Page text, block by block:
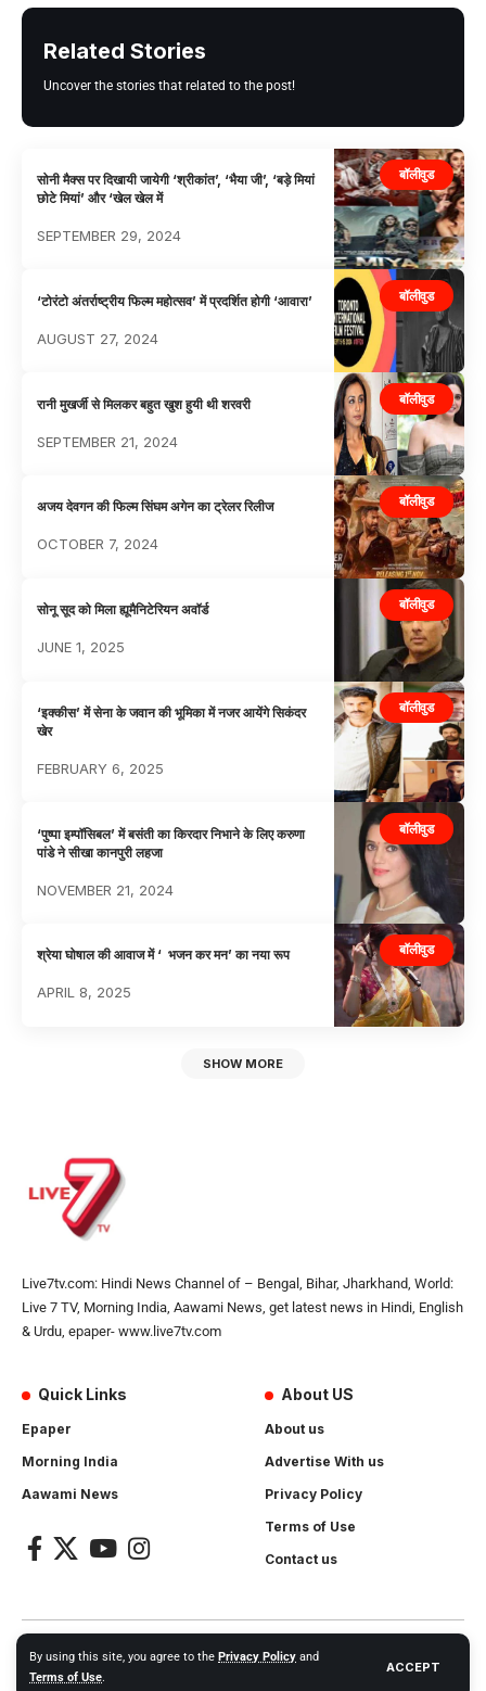
By using this site, you agree to the Privacy Policy and
Terms of Use.
ACCEPT
Related Stories
Uncover the stories that related to the post!
बॉलीवुड
सोनी मैक्स पर दिखायी जायेगी ‘श्रीकांत’, ‘भैया जी’, ‘बड़े मियां
छोटे मियां’ और ‘खेल खेल में
SEPTEMBER 29, 2024
बॉलीवुड
‘टोरंटो अंतर्राष्ट्रीय फिल्म महोत्सव’ में प्रदर्शित होगी ‘आवारा’
AUGUST 27, 2024
बॉलीवुड
रानी मुखर्जी से मिलकर बहुत खुश हुयी थी शरवरी
SEPTEMBER 21, 2024
बॉलीवुड
अजय देवगन की फिल्म सिंघम अगेन का ट्रेलर रिलीज
OCTOBER 7, 2024
बॉलीवुड
सोनू सूद को मिला ह्यूमैनिटेरियन अवॉर्ड
JUNE 1, 2025
बॉलीवुड
‘इक्कीस’ में सेना के जवान की भूमिका में नजर आयेंगे सिकंदर
खेर
FEBRUARY 6, 2025
बॉलीवुड
‘पुष्पा इम्पॉसिबल’ में बसंती का किरदार निभाने के लिए करुणा
पांडे ने सीखा कानपुरी लहजा
NOVEMBER 21, 2024
बॉलीवुड
श्रेया घोषाल की आवाज में ‘ भजन कर मन’ का नया रूप
APRIL 8, 2025
SHOW MORE
Live7tv.com: Hindi News Channel of – Bengal, Bihar, Jharkhand, World:
Live 7 TV, Morning India, Aawami News, get latest news in Hindi, English
& Urdu, epaper- www.live7tv.com
Quick Links
Epaper
Morning India
Aawami News
About US
About us
Advertise With us
Privacy Policy
Terms of Use
Contact us
2024- All Rights Reserved.Live 7 tv. Website Created by and